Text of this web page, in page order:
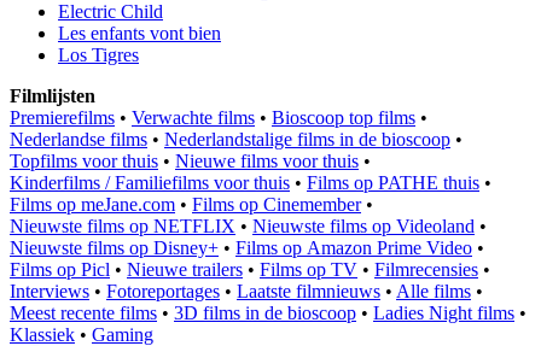
Electric Child
Les enfants vont bien
Los Tigres
Filmlijsten
Premierefilms • Verwachte films • Bioscoop top films •
Nederlandse films • Nederlandstalige films in de bioscoop •
Topfilms voor thuis • Nieuwe films voor thuis •
Kinderfilms / Familiefilms voor thuis • Films op PATHE thuis •
Films op meJane.com • Films op Cinemember•
Nieuwste films op NETFLIX • Nieuwste films op Videoland •
Nieuwste films op Disney+ • Films op Amazon Prime Video •
Films op Picl • Nieuwe trailers • Films op TV • Filmrecensies •
Interviews • Fotoreportages • Laatste filmnieuws • Alle films •
Meest recente films • 3D films in de bioscoop • Ladies Night films •
Klassiek • Gaming